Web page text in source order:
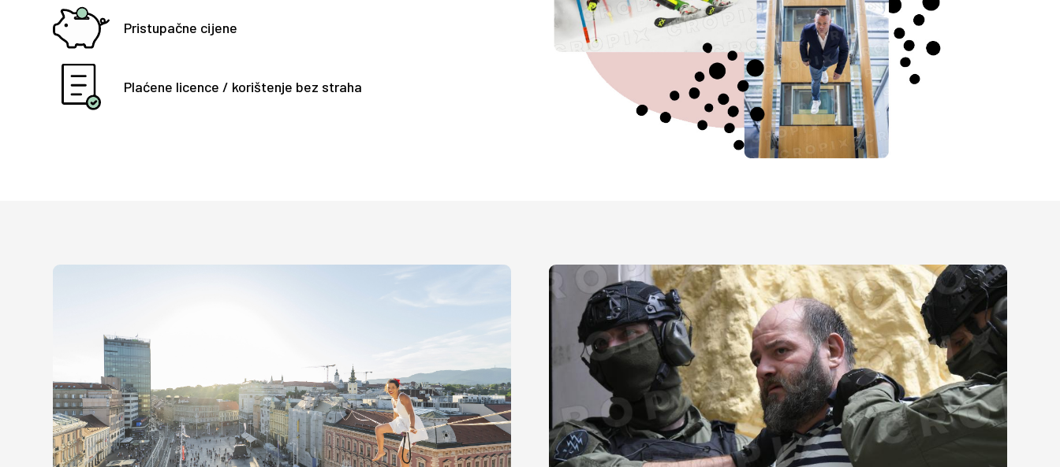
Pristupačne cijene
Plaćene licence / korištenje bez straha